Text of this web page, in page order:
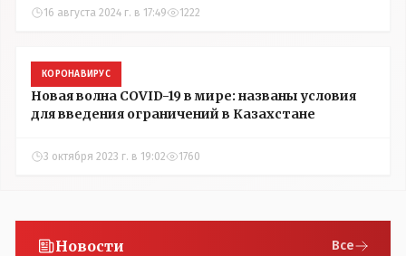
16 августа 2024 г. в 17:49 1222
КОРОНАВИРУС
Новая волна COVID-19 в мире: названы условия
для введения ограничений в Казахстане
3 октября 2023 г. в 19:02 1760
Новости Все